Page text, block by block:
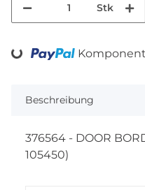
Stk
Loading...
Beschreibung
376564 - DOOR
105450)